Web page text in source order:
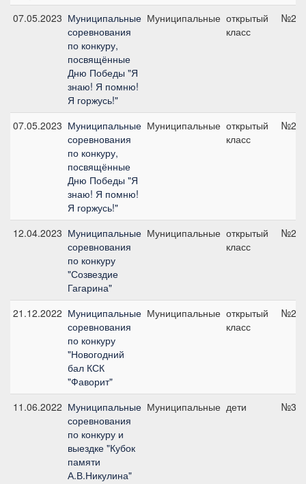
07.05.2023 Муниципальные
соревнования
по конкуру,
посвящённые
Дню Победы "Я
знаю! Я помню!
Я горжусь!"
Муниципальные открытый
класс
№2А,
07.05.2023 Муниципальные
соревнования
по конкуру,
посвящённые
Дню Победы "Я
знаю! Я помню!
Я горжусь!"
Муниципальные открытый
класс
№2В,
12.04.2023 Муниципальные
соревнования
по конкуру
"Созвездие
Гагарина"
Муниципальные открытый
класс
№2,
21.12.2022 Муниципальные
соревнования
по конкуру
"Новогодний
бал КСК
"Фаворит"
Муниципальные открытый
класс
№2А,
11.06.2022 Муниципальные
соревнования
по конкуру и
выездке "Кубок
памяти
А.В.Никулина"
Муниципальные дети №3А,